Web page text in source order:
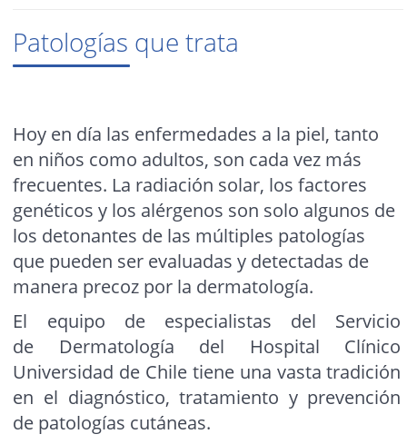
Patologías que trata
Hoy en día las enfermedades a la piel, tanto
en niños como adultos, son cada vez más
frecuentes. La radiación solar, los factores
genéticos y los alérgenos son solo algunos de
los detonantes de las múltiples patologías
que pueden ser evaluadas y detectadas de
manera precoz por la dermatología.
El equipo de especialistas del Servicio
de Dermatología del Hospital Clínico
Universidad de Chile tiene una vasta tradición
en el diagnóstico, tratamiento y prevención
de patologías cutáneas.